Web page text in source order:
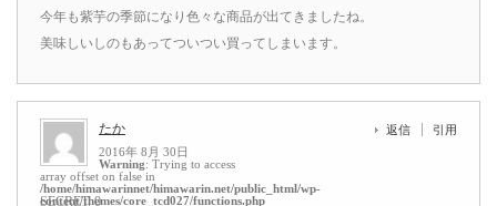
今年も紫芋の季節になり色々な商品が出てきましたね。
美味しいしのもあってついつい買ってしまいます。
たか
2016年 8月 30日
Warning: Trying to access
array offset on false in
/home/himawarinnet/himawarin.net/public_html/wp-
content/themes/core_tcd027/functions.php
返信 引用
SECRET: 0